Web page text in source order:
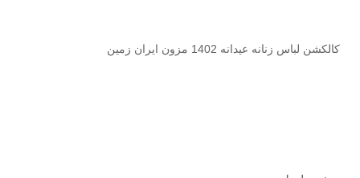
کالکشن لباس زنانه عیدانه 1402 مزون ایران زمین